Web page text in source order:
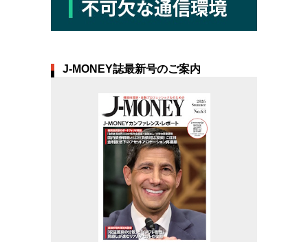
J-MONEY誌最新号のご案内